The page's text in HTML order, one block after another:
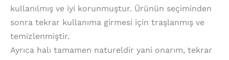
kullanılmış ve iyi korunmuştur. Ürünün seçiminden
sonra tekrar kullanıma girmesi için traşlanmış ve
temizlenmiştir.
Ayrıca halı tamamen natureldir yani onarım, tekrar